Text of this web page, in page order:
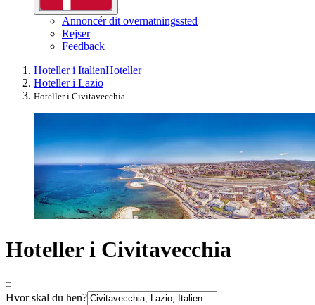
Annoncér dit overnatningssted
Rejser
Feedback
Hoteller i ItalienHoteller
Hoteller i Lazio
Hoteller i Civitavecchia
Hoteller i Civitavecchia
Hvor skal du hen?